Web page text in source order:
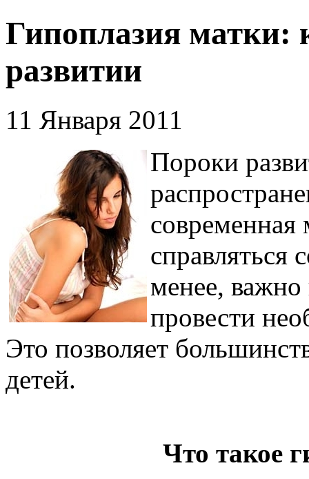
Гипоплазия матки:
развитии
11 Января 2011
Пороки
современная
справляться
менее,
провести
Это позволяет
детей.
Что такое